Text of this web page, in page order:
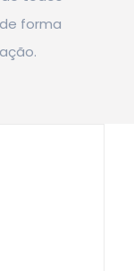
forma